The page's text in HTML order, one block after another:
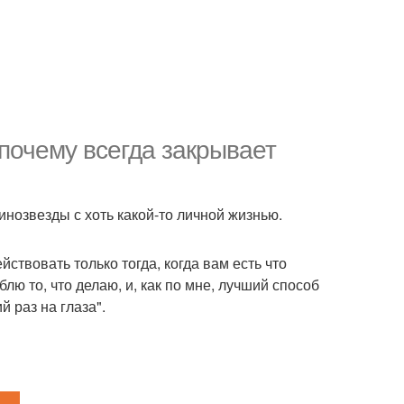
всегда закрывает
с хоть какой-то личной жизнью.
только тогда, когда вам есть что
то, что делаю, и, как по мне, лучший способ
раз на глаза".